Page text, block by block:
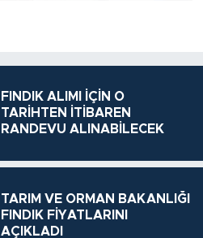
FINDIK ALIMI İÇİN O
TARİHTEN İTİBAREN
RANDEVU ALINABİLECEK
TARIM VE ORMAN BAKANLIĞI
FINDIK FİYATLARINI
AÇIKLADI